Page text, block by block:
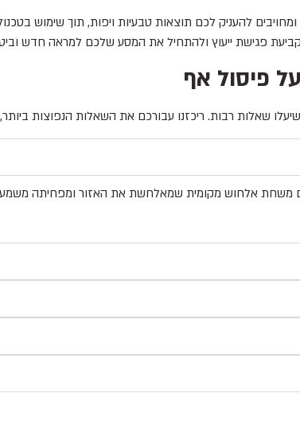
להעניק לכם תוצאות טבעיות ויפות, תוך שימוש
פגישת ייעוץ ולהתחיל את המסע שלכם למראה חדש
פיסול אף
שאלות רבות. ריכזנו עבורכם את השאלות הנפוצות
משחת אלחוש מקומית שמאלחשת את האזור ומפחיתה